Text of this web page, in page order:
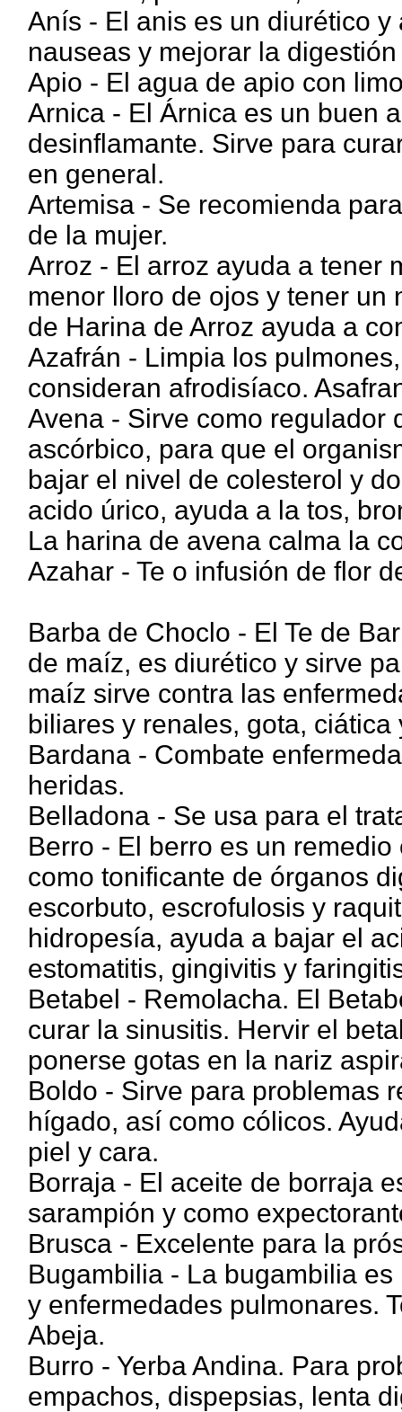
Anís - El anis es un diurético
nauseas y mejorar la
Apio - El agua de apio con
Arnica - El Árnica es un buen
desinflamante. Sirve para
en general.
Artemisa - Se recomienda
de la mujer.
Arroz - El arroz ayuda a tener
menor lloro de ojos y tener un
de Harina de Arroz ayuda a
Azafrán - Limpia los
consideran afrodisíaco.
Avena - Sirve como regulador
ascórbico, para que el
bajar el nivel de colesterol y
acido úrico, ayuda a la tos,
La harina de avena calma la
Azahar - Te o infusión de flor
Barba de Choclo - El Te de
de maíz, es diurético y sirve
maíz sirve contra las
biliares y renales, gota, ciática
Bardana - Combate
heridas.
Belladona - Se usa para el
Berro - El berro es un
como tonificante de órganos
escorbuto, escrofulosis y
hidropesía, ayuda a bajar el
estomatitis, gingivitis y
Betabel - Remolacha. El
curar la sinusitis. Hervir el
ponerse gotas en la nariz
Boldo - Sirve para problemas
hígado, así como cólicos.
piel y cara.
Borraja - El aceite de borraja
sarampión y como
Brusca - Excelente para la
Bugambilia - La bugambilia
y enfermedades pulmonares.
Abeja.
Burro - Yerba Andina. Para
empachos, dispepsias, lenta